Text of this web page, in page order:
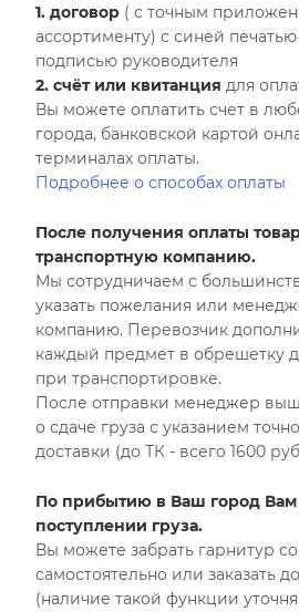
1. договор ( с точным
ассортименту) с синей
подписью руководителя
2. счёт или квитанция для
Вы можете оплатить счет в
города, банковской картой
терминалах оплаты.
Подробнее о способах оплаты
После получения оплаты
транспортную компанию.
Мы сотрудничаем с
указать пожелания или
компанию. Перевозчик
каждый предмет в обрешетку
при транспортировке.
После отправки менеджер
о сдаче груза с указанием
доставки (до ТК - всего 1600
По прибытию в Ваш город Вам
поступлении груза.
Вы можете забрать гарнитур
самостоятельно или заказать
(наличие такой функции